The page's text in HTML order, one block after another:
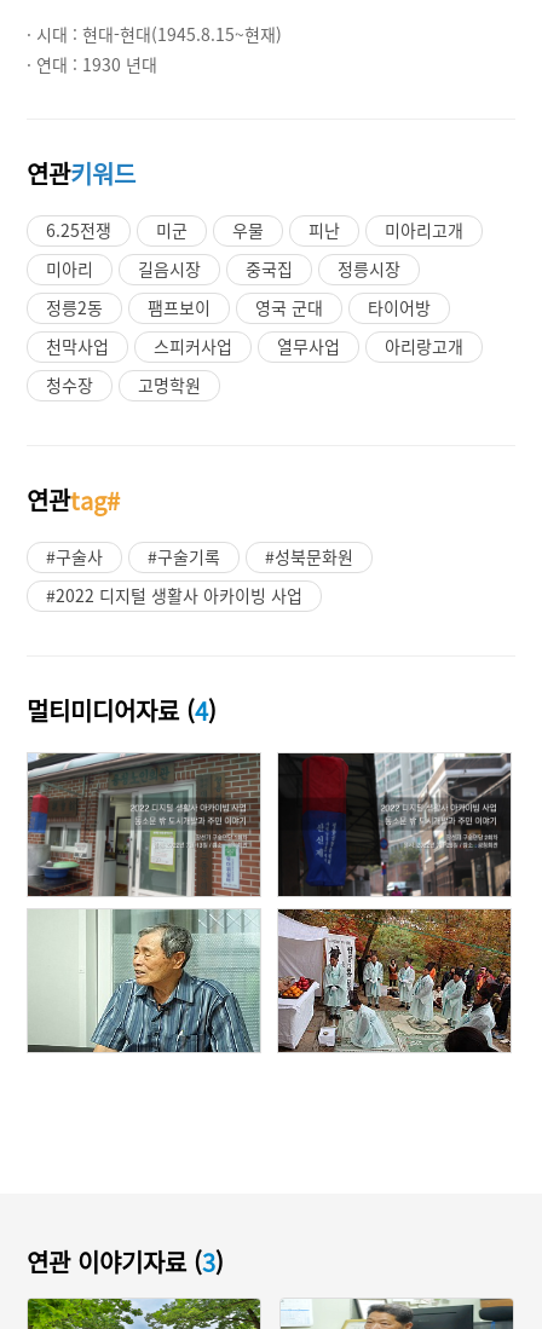
· 시대 :현대-현대(1945.8.15~현재)
· 연대 : 1930 년대
연관키워드
6.25전쟁 미군 우물 피난
미아리고개
미아리
길음시장 중국집
정릉시장
정릉2동
팸프보이 영국 군대
타이어방
천막사업
스피커사업 열무사업
아리랑고개
청수장
고명학원
연관tag#
#구술사 #구술기록
#성북문화원
#2022 디지털 생활사 아카이빙 사업
멀티미디어자료 (4)
연관 이야기자료 (3)